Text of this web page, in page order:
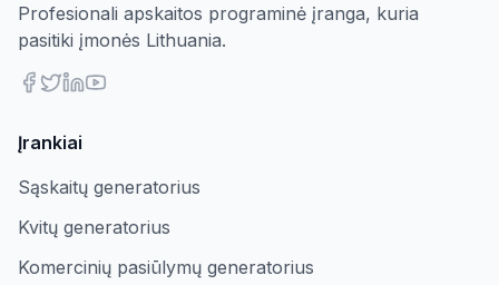
Profesionali apskaitos programinė įranga, kuria
pasitiki įmonės Lithuania.
Įrankiai
Sąskaitų generatorius
Kvitų generatorius
Komercinių pasiūlymų generatorius